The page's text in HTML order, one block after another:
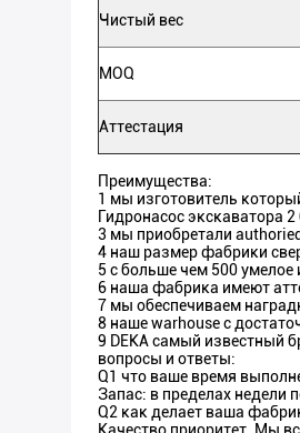
Чистый вес
MOQ
Аттестация
Преимущества:
1 мы изготовитель
Гидронасос экскаватора
3 мы приобретали
4 наш размер фабрики
5 с больше чем 500
6 наша фабрика имеют
7 мы обеспечиваем
8 наше warhouse с
9 DEKA самый известный
вопросы и ответы:
Q1 что ваше время
Запас: в пределах недели
Q2 как делает ваша